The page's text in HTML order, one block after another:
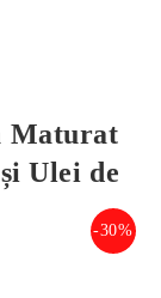
Maturat
Ulei de
-30%